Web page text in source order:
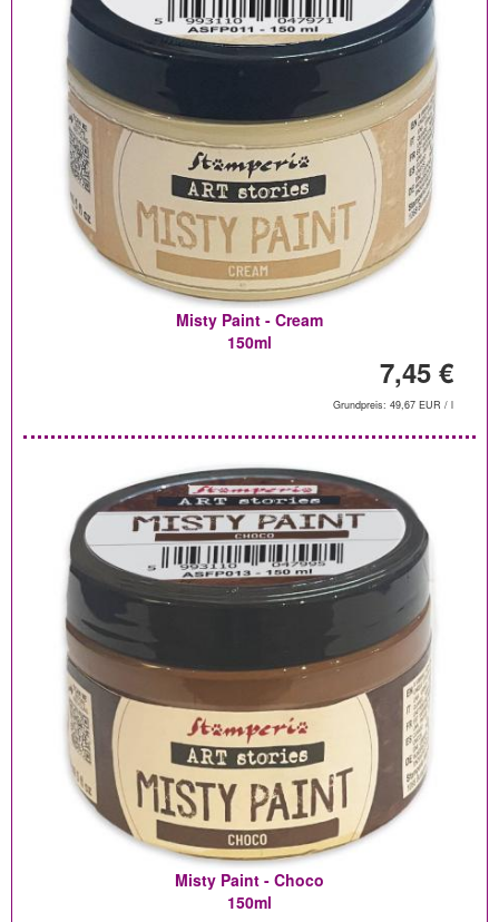
Misty Paint - Cream
150ml
7,45 €
Grundpreis: 49,67 EUR / l
Misty Paint - Choco
150ml